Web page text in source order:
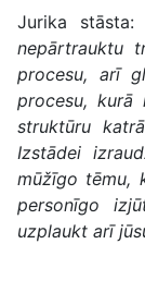
Jurika stāsta:
nepārtrauktu
procesu, arī
procesu, kurā
struktūru
Izstādei
mūžīgo tēmu,
personīgo
uzplaukt arī